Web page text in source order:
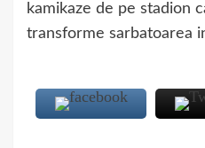
kamikaze de pe stadion
transforme sarbatoarea